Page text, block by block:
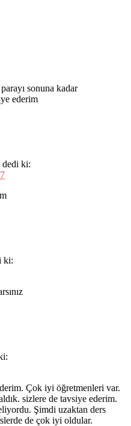
sonuna kadar
ederim
dedi ki:
ki:
Çok iyi öğretmenleri var.
sizlere de tavsiye ederim.
Şimdi uzaktan ders
de çok iyi oldular.